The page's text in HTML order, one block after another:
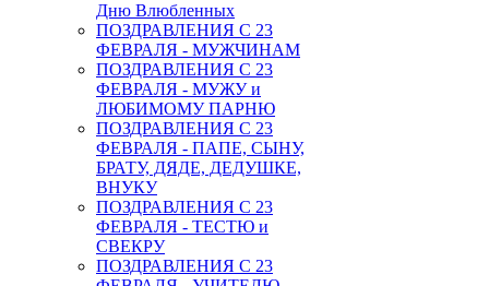
Дню Влюбленных
ПОЗДРАВЛЕНИЯ С 23
ФЕВРАЛЯ - МУЖЧИНАМ
ПОЗДРАВЛЕНИЯ С 23
ФЕВРАЛЯ - МУЖУ и
ЛЮБИМОМУ ПАРНЮ
ПОЗДРАВЛЕНИЯ С 23
ФЕВРАЛЯ - ПАПЕ, СЫНУ,
БРАТУ, ДЯДЕ, ДЕДУШКЕ,
ВНУКУ
ПОЗДРАВЛЕНИЯ С 23
ФЕВРАЛЯ - ТЕСТЮ и
СВЕКРУ
ПОЗДРАВЛЕНИЯ С 23